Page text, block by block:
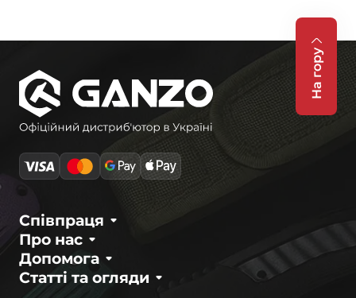
На гору
Про нас
Співпраця
Статті та огляди
Допомога